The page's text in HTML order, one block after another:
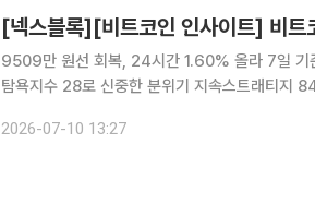
9509만 원선 회복, 24시간 1.60% 올라 7일 기
탐욕지수 28로 신중한 분위기 지속스트래티지
리고 있다. 단기적으로는 6만3000달러선을 회복
2026-07-10 13:27